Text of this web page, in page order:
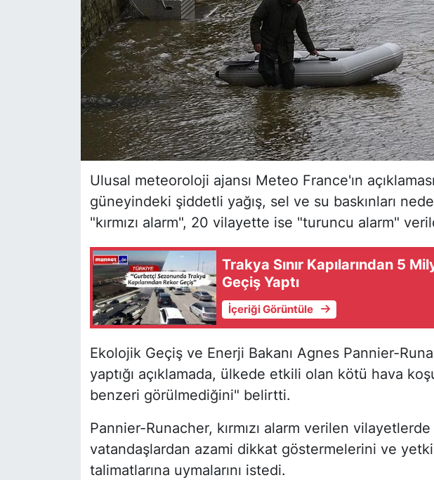
Ulusal meteoroloji ajansı Meteo France'ın
güneyindeki şiddetli yağış, sel ve su baskınları
"kırmızı alarm", 20 vilayette ise "turuncu alarm"
Trakya Sınır Kapılarından 5
Geçiş Yaptı
İçeriği Görüntüle
Ekolojik Geçiş ve Enerji Bakanı Agnes Pannier-
yaptığı açıklamada, ülkede etkili olan kötü hava
benzeri görülmediğini" belirtti.
Pannier-Runacher, kırmızı alarm verilen
vatandaşlardan azami dikkat göstermelerini ve
talimatlarına uymalarını istedi.